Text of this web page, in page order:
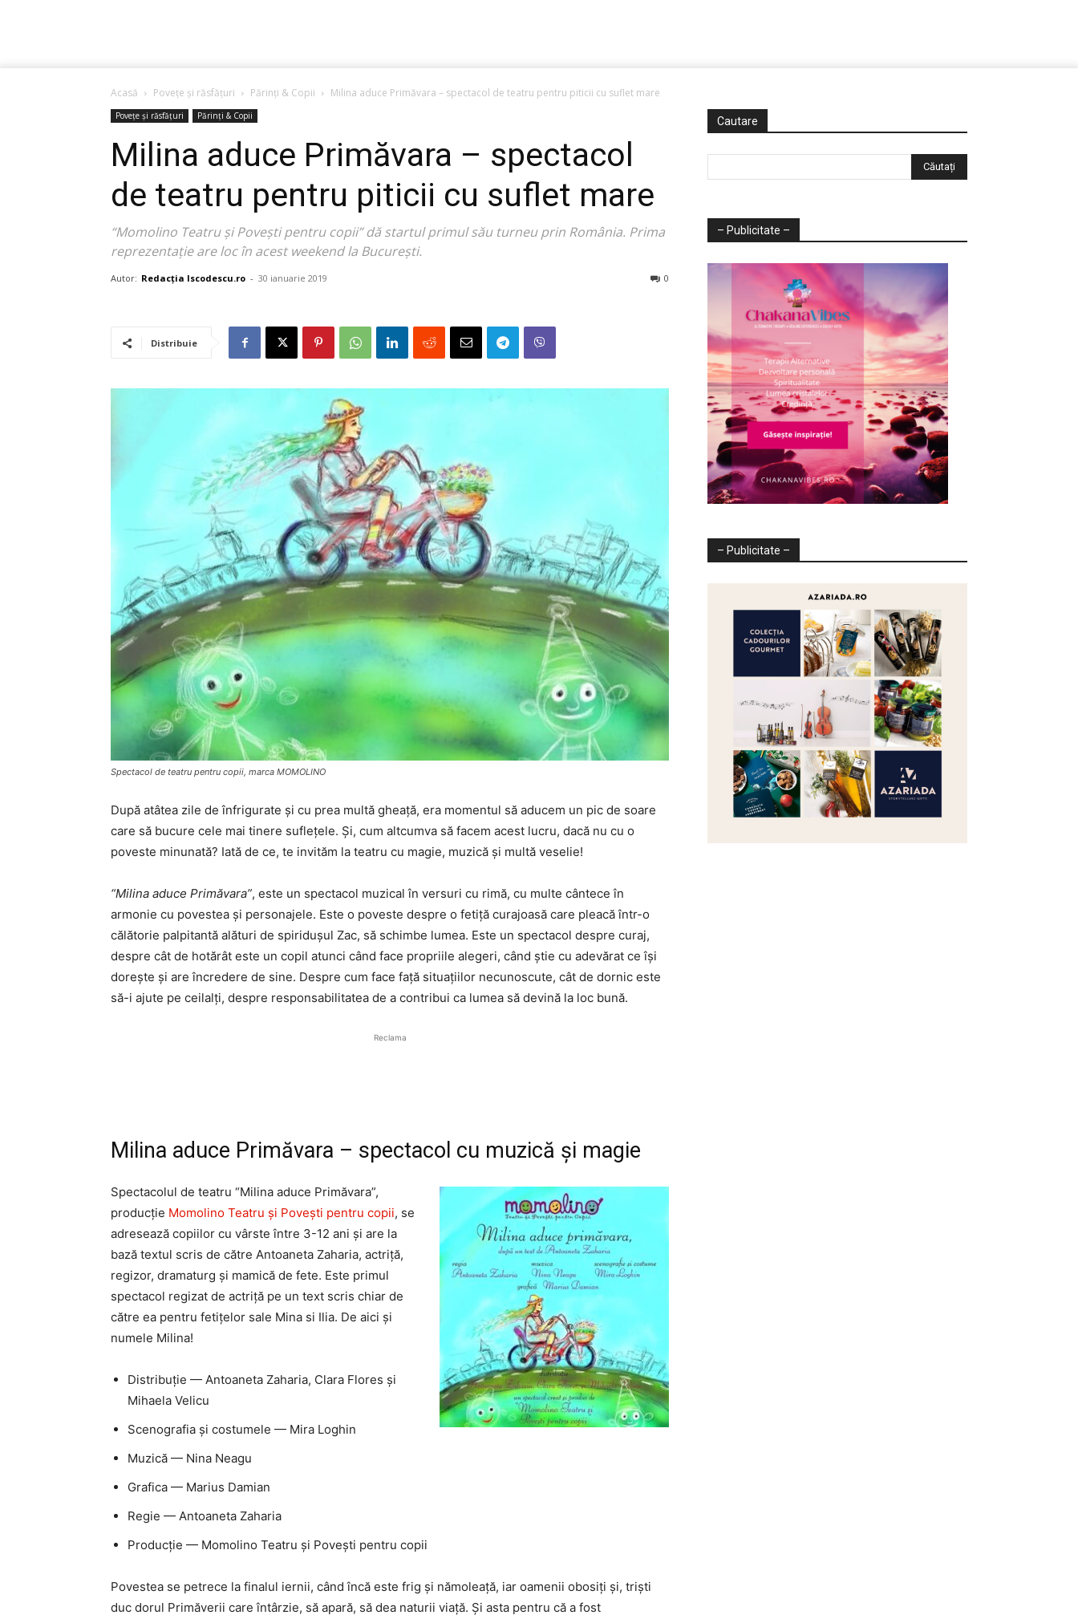
Acasă Povețe și răsfățuri Părinți & Copii Milina aduce Primăvara – spectacol de teatru pentru piticii cu suflet mare
Povețe și răsfățuri Părinți & Copii
Milina aduce Primăvara – spectacol
de teatru pentru piticii cu suflet mare
“Momolino Teatru și Povești pentru copii” dă startul primul său turneu prin România. Prima
reprezentație are loc în acest weekend la București.
Autor: Redacția Iscodescu.ro - 30 ianuarie 2019 0
Distribuie
Spectacol de teatru pentru copii, marca MOMOLINO
După atâtea zile de înfrigurate și cu prea multă gheață, era momentul să aducem un pic de soare
care să bucure cele mai tinere suflețele. Și, cum altcumva să facem acest lucru, dacă nu cu o
poveste minunată? Iată de ce, te invităm la teatru cu magie, muzică și multă veselie!
“Milina aduce Primăvara”, este un spectacol muzical în versuri cu rimă, cu multe cântece în
armonie cu povestea și personajele. Este o poveste despre o fetiță curajoasă care pleacă într-o
călătorie palpitantă alături de spiridușul Zac, să schimbe lumea. Este un spectacol despre curaj,
despre cât de hotărât este un copil atunci când face propriile alegeri, când știe cu adevărat ce își
dorește și are încredere de sine. Despre cum face față situațiilor necunoscute, cât de dornic este
să-i ajute pe ceilalți, despre responsabilitatea de a contribui ca lumea să devină la loc bună.
Reclama
Milina aduce Primăvara – spectacol cu muzică și magie
Spectacolul de teatru “Milina aduce Primăvara”,
producție Momolino Teatru și Povești pentru copii, se
adresează copiilor cu vârste între 3-12 ani și are la
bază textul scris de către Antoaneta Zaharia, actriță,
regizor, dramaturg și mamică de fete. Este primul
spectacol regizat de actriță pe un text scris chiar de
către ea pentru fetițelor sale Mina si Ilia. De aici și
numele Milina!
Distribuție — Antoaneta Zaharia, Clara Flores și
Mihaela Velicu
Scenografia și costumele — Mira Loghin
Muzică — Nina Neagu
Grafica — Marius Damian
Regie — Antoaneta Zaharia
Producție — Momolino Teatru și Povești pentru copii
Povestea se petrece la finalul iernii, când încă este frig și nămoleață, iar oamenii obosiți și, triști
duc dorul Primăverii care întârzie, să apară, să dea naturii viață. Și asta pentru că a fost
Cautare
– Publicitate –
– Publicitate –